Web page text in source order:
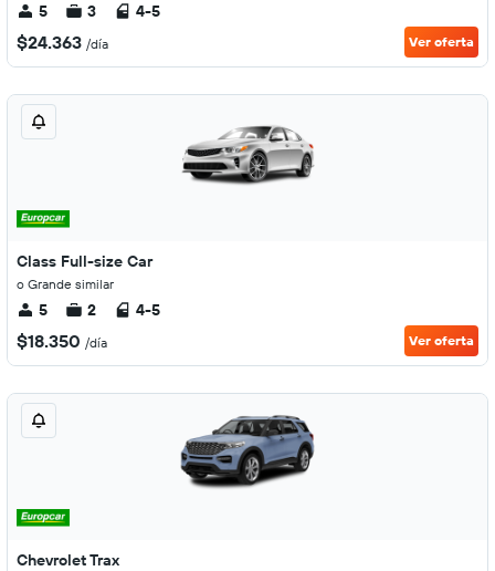
5 3 4-5
$24.363 /día Ver oferta
Class Full-size Car
o Grande similar
5 2 4-5
$18.350 /día Ver oferta
Chevrolet Trax